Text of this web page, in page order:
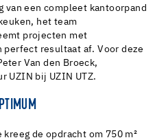
van een compleet kantoorpand
het team
projecten met
perfect resultaat af. Voor deze
Van den Broeck,
UZIN bij UZIN UTZ.
de opdracht om 750 m²